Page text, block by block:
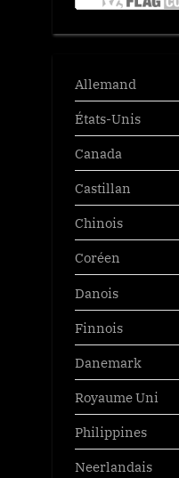
Allemand
États-Unis
Canada
Castillan
Chinois
Coréen
Danois
Finnois
Danemark
Royaume Uni
Philippines
Neerlandais